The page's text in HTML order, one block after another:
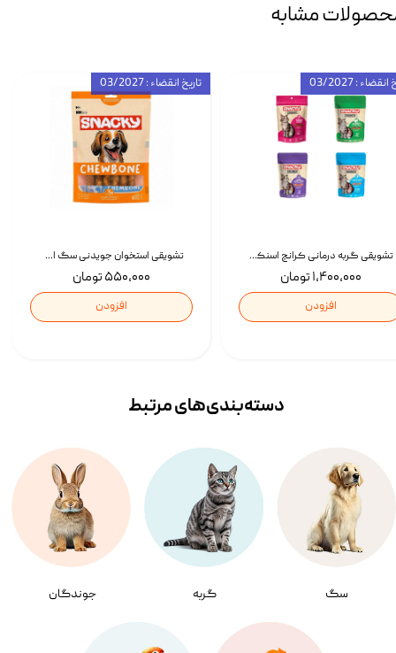
مشابه
تشویقی استخوان جویدنی سگ اسنکی کرانچی با طعم مرغ Snacky Crunchy Munchy وزن 100 گرم
۵۵۰,۰۰۰ تومان
افزودن
تاریخ انقضاء : 03/2027
تشویقی گربه درمانی کرانچ اسنکی با طعم میکس Snacky Crunch Cat Treats وزن 60 گرم بسته 4 عددی
۱,۴۰۰,۰۰۰ تومان
افزودن
: 03/2027
سگ گربه جوندگان
دسته‌بندی‌‌های مرتبط